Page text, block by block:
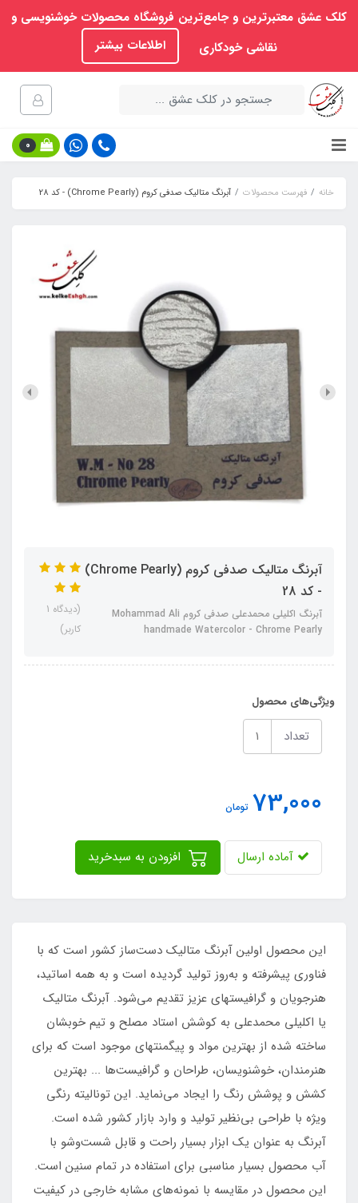
کلک عشق معتبرترین و جامع‌ترین فروشگاه محصولات خوشنویسی و
نقاشی خودکاری
اطلاعات بیشتر
0
خانه فهرست محصولات آبرنگ متالیک صدفی کروم (Chrome Pearly) - کد 28
آبرنگ متالیک صدفی کروم (Chrome Pearly)
- کد 28
آبرنگ اکلیلی محمدعلی صدفی کروم Mohammad Ali
handmade Watercolor - Chrome Pearly
(دیدگاه 1
کاربر)
ویژگی‌های محصول
تعداد
73,000 تومان
آماده ارسال
این محصول اولین آبرنگ متالیک دست‌ساز کشور است که با
فناوری پیشرفته و به‌روز تولید گردیده است و به همه اساتید،
هنرجویان و گرافیستهای عزیز تقدیم می‌شود. آبرنگ متالیک
یا اکلیلی محمدعلی به کوشش استاد مصلح و تیم خوبشان
ساخته شده از بهترین مواد و پیگمنتهای موجود است که برای
هنرمندان، خوشنویسان، طراحان و گرافیست‌ها ... بهترین
کشش و پوشش رنگ را ایجاد می‌نماید. این تونالیته رنگی
ویژه با طراحی بی‌نظیر تولید و وارد بازار کشور شده است.
آبرنگ به عنوان یک ابزار بسیار راحت و قابل شست‌وشو با
آب محصول بسیار مناسبی برای استفاده در تمام سنین است.
این محصول در مقایسه با نمونه‌های مشابه خارجی در کیفیت